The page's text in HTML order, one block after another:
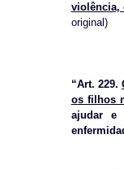
violência,
original)
“Art. 229.
os filhos
ajudar e